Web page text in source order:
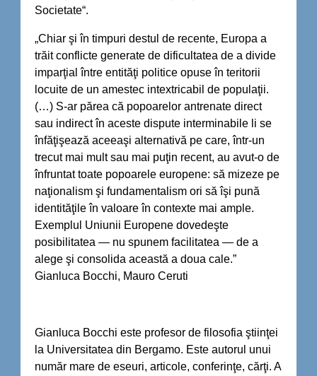
Societate“.
„Chiar şi în timpuri destul de recente, Europa a
trăit conflicte generate de dificultatea de a divide
imparţial între entităţi politice opuse în teritorii
locuite de un amestec intextricabil de populaţii.
(…) S-ar părea că popoarelor antrenate direct
sau indirect în aceste dispute interminabile li se
înfăţişează aceeaşi alternativă pe care, într-un
trecut mai mult sau mai puţin recent, au avut-o de
înfruntat toate popoarele europene: să mizeze pe
naţionalism şi fundamentalism ori să îşi pună
identităţile în valoare în contexte mai ample.
Exemplul Uniunii Europene dovedeşte
posibilitatea — nu spunem facilitatea — de a
alege şi consolida această a doua cale.”
Gianluca Bocchi, Mauro Ceruti
Gianluca Bocchi este profesor de filosofia ştiinţei
la Universitatea din Bergamo. Este autorul unui
număr mare de eseuri, articole, conferinţe, cărţi. A